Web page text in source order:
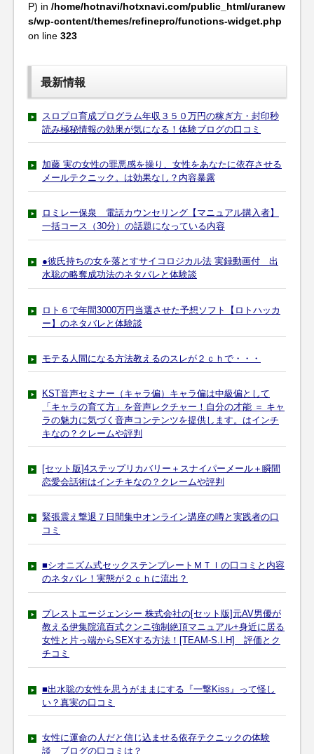
P) in /home/hotnavi/hotxnavi.com/public_html/uranew
s/wp-content/themes/refinepro/functions-widget.php
on line 323
最新情報
スロプロ育成プログラム年収３５０万円の稼ぎ方・封印秒
読み極秘情報の効果が気になる！体験ブログの口コミ
加藤 実の女性の罪悪感を操り、女性をあなたに依存させる
メールテクニック。は効果なし？内容暴露
ロミレー保泉 電話カウンセリング【マニュアル購入者】
一括コース（30分）の話題になっている内容
●彼氏持ちの女を落とすサイコロジカル法 実録動画付 出
水聡の略奪成功法のネタバレと体験談
ロト６で年間3000万円当選させた予想ソフト【ロトハッカ
ー】のネタバレと体験談
モテる人間になる方法教えるのスレが２ｃｈで・・・
KST音声セミナー（キャラ偏）キャラ偏は中級偏として
「キャラの育て方」を音声レクチャー！自分の才能 ＝ キャ
ラの魅力に気づく音声コンテンツを提供します。はインチ
キなの？クレームや評判
[セット版]4ステップリカバリー＋スナイパーメール＋瞬間
恋愛会話術はインチキなの？クレームや評判
緊張震え撃退７日間集中オンライン講座の噂と実践者の口
コミ
■シオニズム式セックステンプレートＭＴＩの口コミと内容
のネタバレ！実態が２ｃｈに流出？
プレストエージェンシー 株式会社の[セット版]元AV男優が
教える伊集院流百式クンニ強制絶頂マニュアル+身近に居る
女性と片っ端からSEXする方法！[TEAM-S.I.H] 評価とク
チコミ
■出水聡の女性を思うがままにする『一撃Kiss』って怪し
い？真実の口コミ
女性に運命の人だと信じ込ませる依存テクニックの体験
談 ブログの口コミは？